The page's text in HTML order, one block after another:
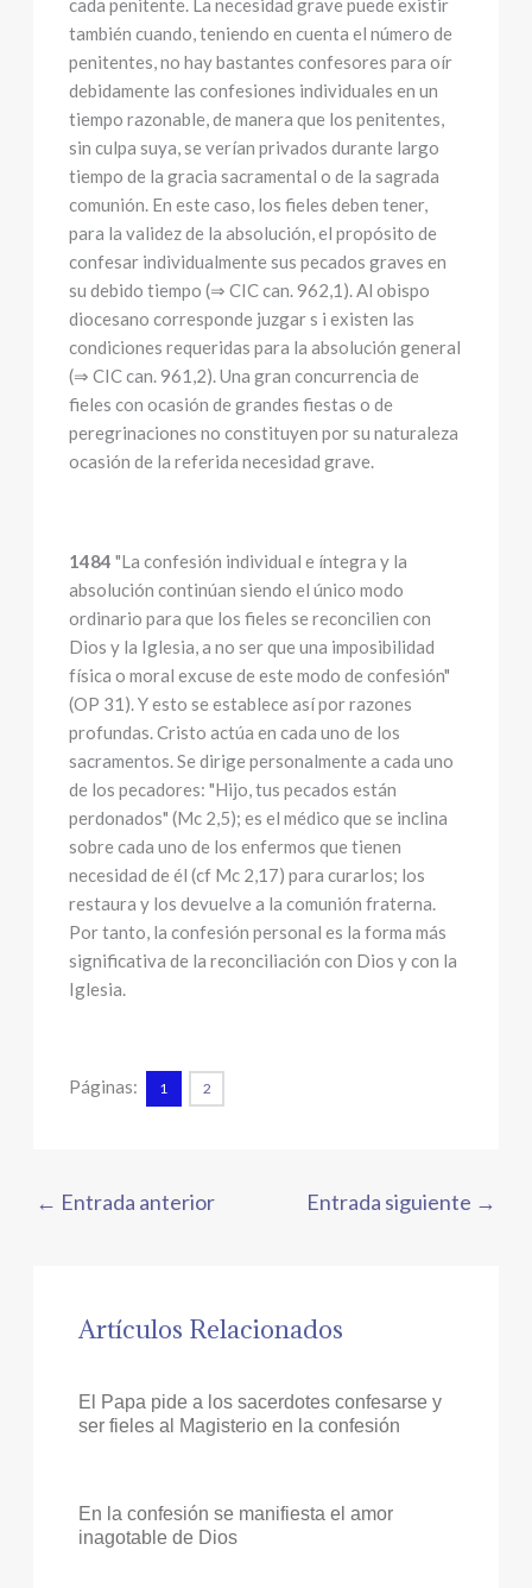
cada penitente. La necesidad grave puede existir
también cuando, teniendo en cuenta el número de
penitentes, no hay bastantes confesores para oír
debidamente las confesiones individuales en un
tiempo razonable, de manera que los penitentes,
sin culpa suya, se verían privados durante largo
tiempo de la gracia sacramental o de la sagrada
comunión. En este caso, los fieles deben tener,
para la validez de la absolución, el propósito de
confesar individualmente sus pecados graves en
su debido tiempo (⇒ CIC can. 962,1). Al obispo
diocesano corresponde juzgar s i existen las
condiciones requeridas para la absolución general
(⇒ CIC can. 961,2). Una gran concurrencia de
fieles con ocasión de grandes fiestas o de
peregrinaciones no constituyen por su naturaleza
ocasión de la referida necesidad grave.
1484 "La confesión individual e íntegra y la
absolución continúan siendo el único modo
ordinario para que los fieles se reconcilien con
Dios y la Iglesia, a no ser que una imposibilidad
física o moral excuse de este modo de confesión"
(OP 31). Y esto se establece así por razones
profundas. Cristo actúa en cada uno de los
sacramentos. Se dirige personalmente a cada uno
de los pecadores: "Hijo, tus pecados están
perdonados" (Mc 2,5); es el médico que se inclina
sobre cada uno de los enfermos que tienen
necesidad de él (cf Mc 2,17) para curarlos; los
restaura y los devuelve a la comunión fraterna.
Por tanto, la confesión personal es la forma más
significativa de la reconciliación con Dios y con la
Iglesia.
Páginas: 1 2
← Entrada anterior Entrada siguiente →
Artículos Relacionados
El Papa pide a los sacerdotes confesarse y
ser fieles al Magisterio en la confesión
En la confesión se manifiesta el amor
inagotable de Dios